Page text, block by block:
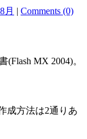
月 | Comments (0)
MX 2004)。
成方法は2通りあ